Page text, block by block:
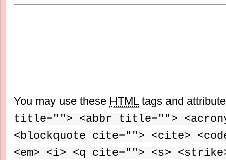
You may use these HTMLtags and
title=""> <abbr title="">
<blockquote cite=""> <cite>
<em> <i> <q cite=""> <s>